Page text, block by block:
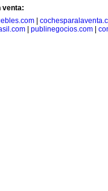
venta:
publinegocios.com